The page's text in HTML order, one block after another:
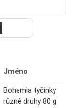
Jméno
Bohemia tyčinky
různé druhy 80 g